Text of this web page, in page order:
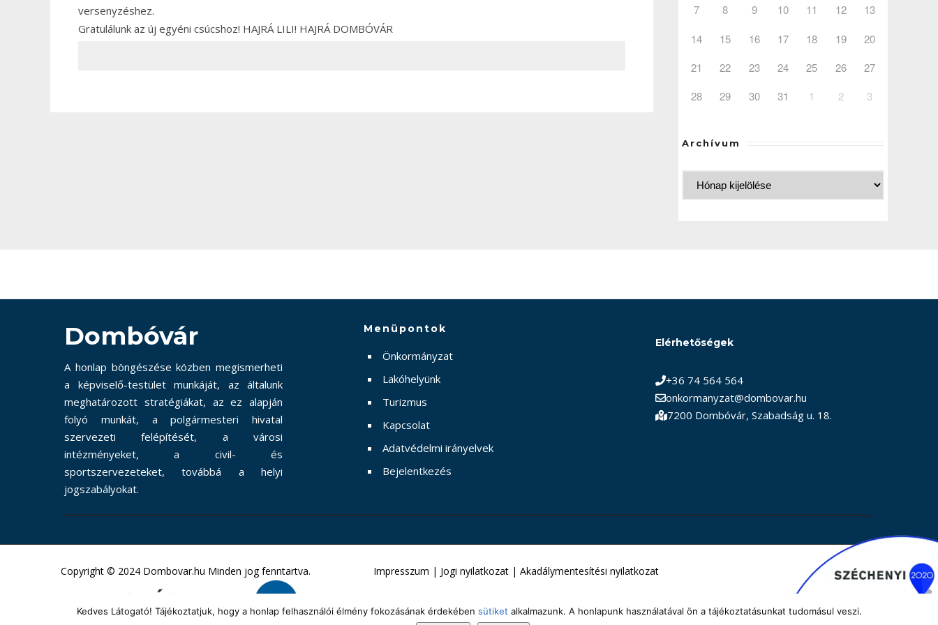
versenyzéshez.
Gratulálunk az új egyéni csúcshoz! HAJRÁ LILI! HAJRÁ DOMBÓVÁR
7
8 9 10 11 12
13
14
15 16 17 18 19
20
21
22 23 24 25 26
27
28
29 30 31 1 2 3
Archívum
Dombóvár
A honlap böngészése közben megismerheti
a képviselő-testület munkáját, az általunk
meghatározott stratégiákat, az ez alapján
folyó munkát, a polgármesteri hivatal
szervezeti felépítését, a városi
intézményeket, a civil- és
sportszervezeteket, továbbá a helyi
jogszabályokat.
Menüpontok
Önkormányzat
Lakóhelyünk
Turizmus
Kapcsolat
Adatvédelmi irányelvek
Bejelentkezés
Elérhetőségek
+36 74 564 564
onkormanyzat@dombovar.hu
7200 Dombóvár, Szabadság u. 18.
Copyright © 2024 Dombovar.hu Minden jog fenntartva. Impresszum | Jogi nyilatkozat | Akadálymentesítési nyilatkozat
Kedves Látogató! Tájékoztatjuk, hogy a honlap felhasználói élmény fokozásának érdekében sütiket alkalmazunk. A honlapunk használatával ön a tájékoztatásunkat tudomásul veszi.